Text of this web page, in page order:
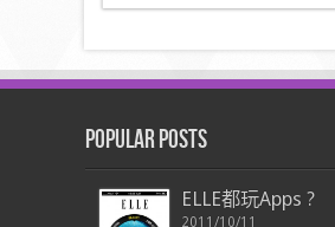
Popular Posts
ELLE都玩Apps ?
2011/10/11